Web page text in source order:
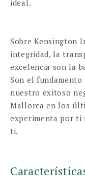
ideal.
Sobre Kensington
integridad, la
excelencia son la
Son el
nuestro exitoso
Mallorca en los
experimenta por ti
ti.